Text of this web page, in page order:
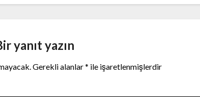
yanıt yazın
Gerekli alanlar* ile işaretlenmişlerdir